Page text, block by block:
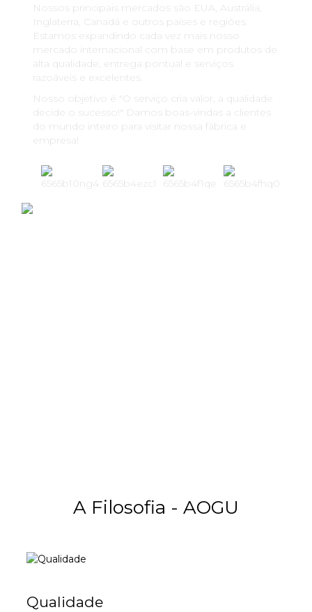
Nossos principais mercados são EUA, Austrália,
Inglaterra, Canadá e outros países e regiões.
Estamos expandindo cada vez mais nosso
mercado internacional com base em produtos de
alta qualidade, entrega pontual e serviços
razoáveis ​​e excelentes.
Nosso objetivo é "O serviço cria valor, a qualidade
decide o sucesso!" Damos boas-vindas a clientes
do mundo inteiro para visitar nossa fábrica e
empresa!
A Filosofia - AOGU
Qualidade